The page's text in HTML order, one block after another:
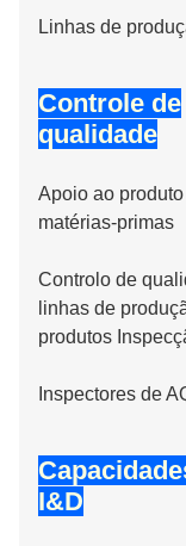
Linhas de
Controle de
qualidade
Apoio ao
matérias-primas
Controlo de
linhas de
produtos
Inspectores de
I&D